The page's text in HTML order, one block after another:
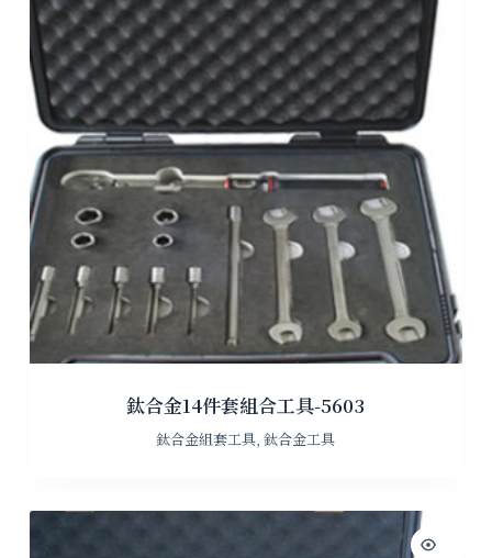
鈦合金14件套組合工具-5603
鈦合金組套工具 ,鈦合金工具